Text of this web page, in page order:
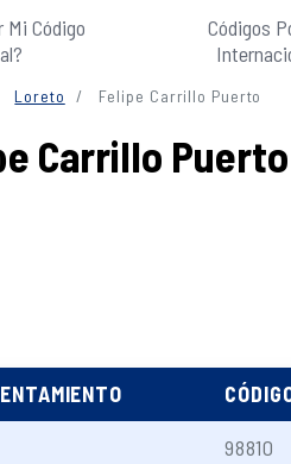
Mi Código
Códigos
Loreto Felipe Carrillo Puerto
Carrillo
98810